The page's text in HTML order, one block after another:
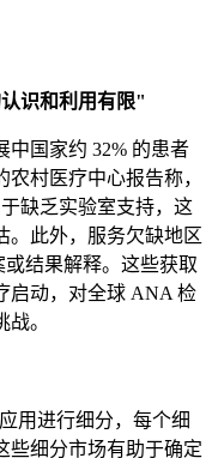
识和利用有限"
中国家约 32% 的患者
村医疗中心报告称，
缺乏实验室支持，这
。此外，服务欠缺地区
结果解释。这些获取
启动，对全球 ANA 检
。
用进行细分，每个细
些细分市场有助于确定